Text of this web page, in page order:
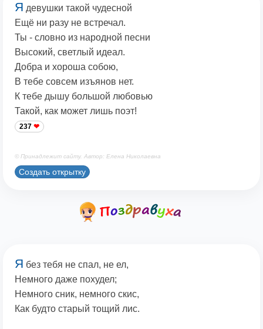
Я девушки такой чудесной
Ещё ни разу не встречал.
Ты - словно из народной песни
Высокий, светлый идеал.
Добра и хороша собою,
В тебе совсем изъянов нет.
К тебе дышу большой любовью
Такой, как может лишь поэт!
237
© Принадлежит сайту. Автор: Елена Николаевна
Создать открытку
Я без тебя не спал, не ел,
Немного даже похудел;
Немного сник, немного скис,
Как будто старый тощий лис.